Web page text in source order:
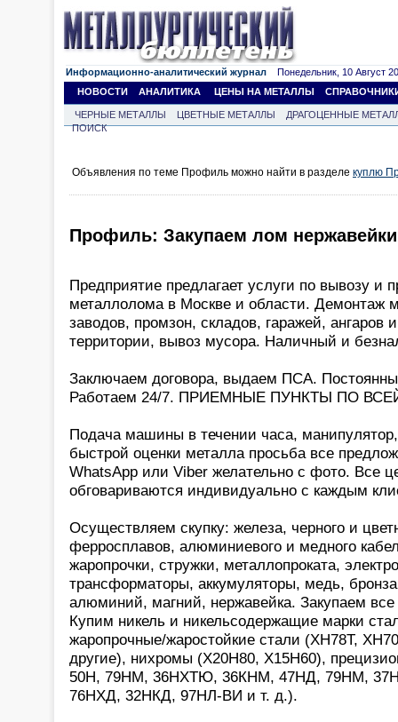
Информационно-аналитический журнал Понедельник, 10 Август
НОВОСТИ
АНАЛИТИКА ЦЕНЫ НА МЕТАЛЛЫ
ЧЕРНЫЕ МЕТАЛЛЫ ЦВЕТНЫЕ МЕТАЛЛЫ
ДРАГОЦЕННЫЕ
ПОИСК
Объявления по теме Профиль можно найти в разделе куплю
Профиль: Закупаем лом
Предприятие предлагает услуги по вывозу и
металлолома в Москве и области. Демонтаж
заводов, промзон, складов, гаражей, ангаров
территории, вывоз мусора. Наличный и
Заключаем договора, выдаем ПСА.
Работаем 24/7. ПРИЕМНЫЕ ПУНКТЫ ПО
Подача машины в течении часа,
быстрой оценки металла просьба все
WhatsApp или Viber желательно с фото. Все
обговариваются индивидуально с каждым
Осуществляем скупку: железа, черного и
ферросплавов, алюминиевого и медного
жаропрочки, стружки, металлопроката,
трансформаторы, аккумуляторы, медь,
алюминий, магний, нержавейка. Закупаем все
Купим никель и никельсодержащие марки
жаропрочные/жаростойкие стали (ХН78Т,
другие), нихромы (Х20Н80, Х15Н60),
50Н, 79НМ, 36НХТЮ, 36КНМ, 47НД, 79НМ,
76НХД, 32НКД, 97НЛ-ВИ и т. д.).